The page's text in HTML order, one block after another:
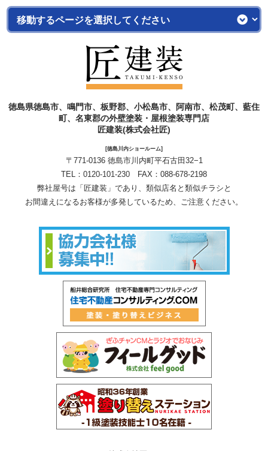
徳島県徳島市、鳴門市、板野郡、小松島市、阿南市、松茂町、藍住
町、名東郡の外壁塗装・屋根塗装専門店
匠建装(株式会社匠)
[徳島川内ショールーム]
〒771-0136 徳島市川内町平石古田32−1
TEL： 0120-101-230 FAX：088-678-2198
弊社屋号は「匠建装」であり、類似店名と類似チラシと
お間違えになるお客様が多発しているため、ご注意ください。